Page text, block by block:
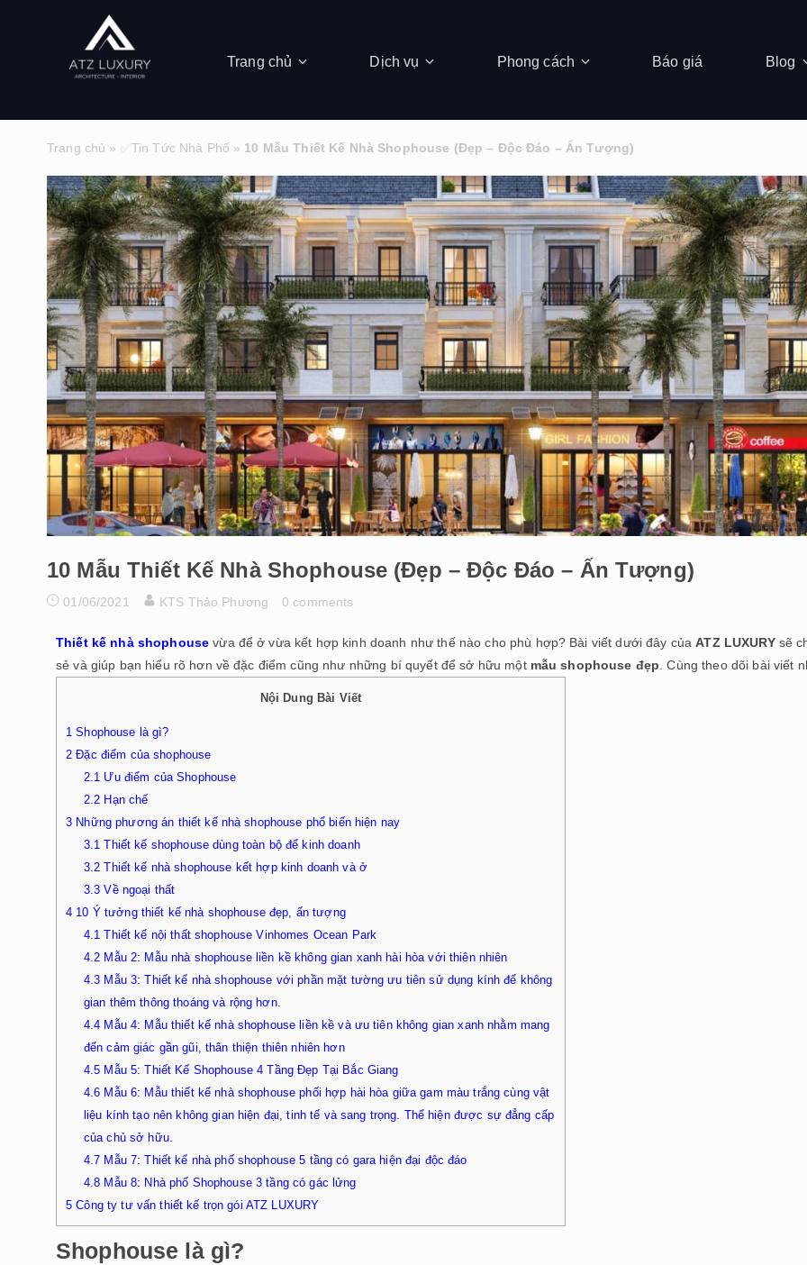
Trang chủ Dịch vụ Phong cách Báo giá Blog
Trang chủ » ✅Tin Tức Nhà Phố » 10 Mẫu Thiết Kế Nhà Shophouse (Đẹp – Độc Đáo – Ấn Tượng)
10 Mẫu Thiết Kế Nhà Shophouse (Đẹp – Độc Đáo – Ấn Tượng)
01/06/2021 KTS Thảo Phương 0 comments
Thiết kế nhà shophouse vừa để ở vừa kết hợp kinh doanh như thế nào cho phù hợp? Bài viết dưới đây củaATZ LUXURYsẽ
sẻ và giúp bạn hiểu rõ hơn về đặc điểm cũng như những bí quyết để sở hữu một mẫu shophouse đẹp . Cùng theo dõi bài viết
Nội Dung Bài Viết
1 Shophouse là gì?
2 Đặc điểm của shophouse
2.1 Ưu điểm của Shophouse
2.2 Hạn chế
3 Những phương án thiết kế nhà shophouse phổ biến hiện nay
3.1 Thiết kế shophouse dùng toàn bộ để kinh doanh
3.2 Thiết kế nhà shophouse kết hợp kinh doanh và ở
3.3 Về ngoại thất
4 10 Ý tưởng thiết kế nhà shophouse đẹp, ấn tượng
4.1 Thiết kế nội thất shophouse Vinhomes Ocean Park
4.2 Mẫu 2: Mẫu nhà shophouse liền kề không gian xanh hài hòa với thiên nhiên
4.3 Mẫu 3: Thiết kế nhà shophouse với phần mặt tường ưu tiên sử dụng kính để không
gian thêm thông thoáng và rộng hơn.
4.4 Mẫu 4: Mẫu thiết kế nhà shophouse liền kề và ưu tiên không gian xanh nhằm mang
đến cảm giác gần gũi, thân thiện thiên nhiên hơn
4.5 Mẫu 5: Thiết Kế Shophouse 4 Tầng Đẹp Tại Bắc Giang
4.6 Mẫu 6: Mẫu thiết kế nhà shophouse phối hợp hài hòa giữa gam màu trắng cùng vật
liệu kính tạo nên không gian hiện đại, tinh tế và sang trọng. Thể hiện được sự đẳng cấp
của chủ sở hữu.
4.7 Mẫu 7: Thiết kế nhà phố shophouse 5 tầng có gara hiện đại độc đáo
4.8 Mẫu 8: Nhà phố Shophouse 3 tầng có gác lửng
5 Công ty tư vấn thiết kế trọn gói ATZ LUXURY
Shophouse là gì?